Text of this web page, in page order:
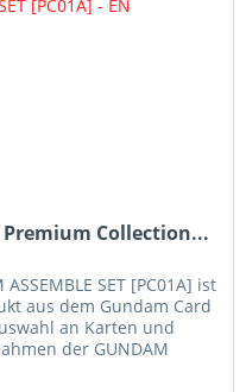
Premium Collection...
SET [PC01A] ist
aus dem Gundam Card
an Karten und
der GUNDAM